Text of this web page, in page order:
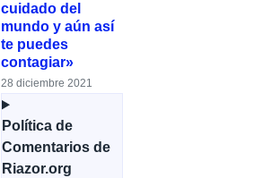
cuidado del
mundo y aún así
te puedes
contagiar»
28 diciembre 2021
Política de
Comentarios de
Riazor.org